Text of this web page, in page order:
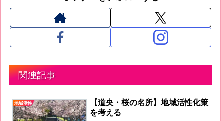
関連記事
地域活性
【道央・桜の名所】地域活性化策
を考える